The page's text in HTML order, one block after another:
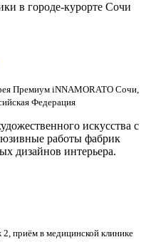
в городе-курорте Сочи
Премиум iNNAMORATO Сочи,
Федерация
искусства с
работы фабрик
дизайнов интерьера.
приём в медицинской клинике